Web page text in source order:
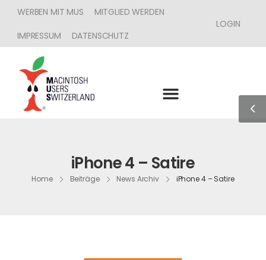
WERBEN MIT MUS
MITGLIED WERDEN
IMPRESSUM
DATENSCHUTZ
LOGIN
iPhone 4 – Satire
Home Beiträge News Archiv iPhone 4 – Satire